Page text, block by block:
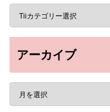
アーカイブ